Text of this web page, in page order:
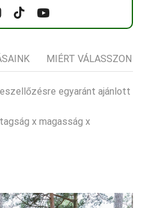
Tik- Youtube
MIÉRT VÁLASSZON
egyaránt ajánlott
x magasság x